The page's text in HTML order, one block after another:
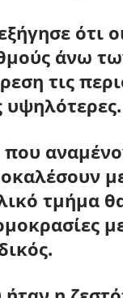
ότι
άνω
τις
υψηλότερες.
τμήμα